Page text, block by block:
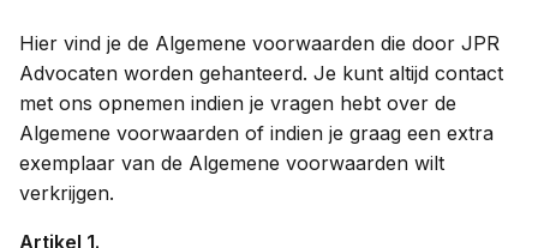
Events
Werken bij
Hier vind je de Algemene voorwaarden die door JPR
Advocaten worden gehanteerd. Je kunt altijd contact
met ons opnemen indien je vragen hebt over de
Algemene voorwaarden of indien je graag een extra
exemplaar van de Algemene voorwaarden wilt
verkrijgen.
Artikel 1.